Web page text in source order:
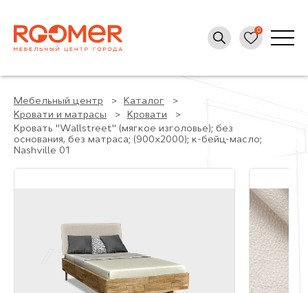
Мебельный центр
Каталог
Кровати и матрасы
Кровати
Кровать "Wallstreet" (мягкое изголовье); без
основания, без матраса; (900x2000); к-бейц-масло;
Nashville 01